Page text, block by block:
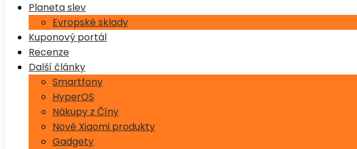
Planeta slev
Evropské sklady
Kuponový portál
Recenze
Další články
Smartfony
HyperOS
Nákupy z Číny
Nové Xiaomi produkty
Gadgety